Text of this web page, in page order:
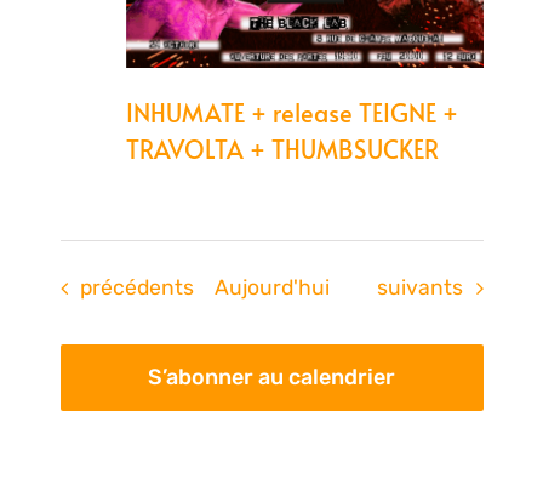
INHUMATE + release TEIGNE +
TRAVOLTA + THUMBSUCKER
Évènements
précédents Aujourd'hui Évènements
suivants
S’abonner au calendrier